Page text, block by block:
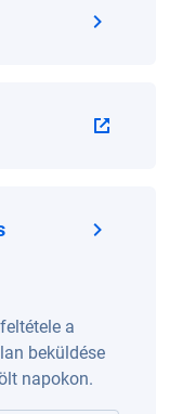
a
beküldése
napokon.